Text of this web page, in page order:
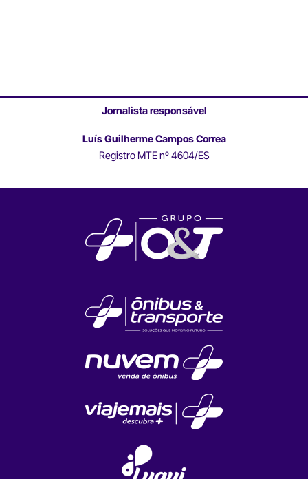
Jornalista responsável
Luís Guilherme Campos Correa
Registro MTE nº 4604/ES